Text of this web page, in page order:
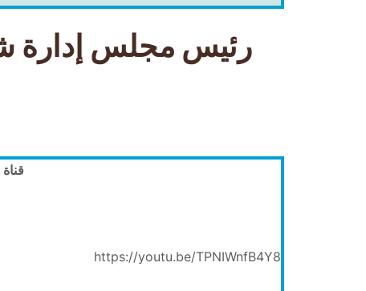
رئيس مجلس إدارة
https://youtu.be/TPNIWnfB4Y8